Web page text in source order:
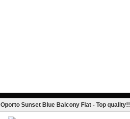
Oporto Sunset Blue Balcony Flat - Top quality!!